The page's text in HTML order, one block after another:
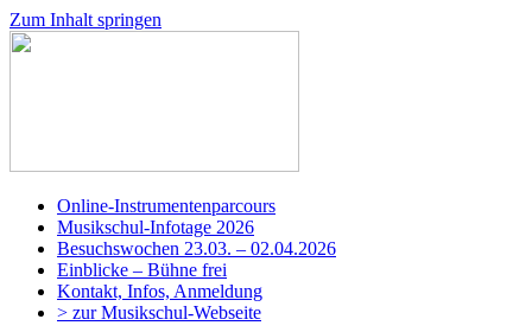
Zum Inhalt springen
Online-Instrumentenparcours
Musikschul-Infotage 2026
Besuchswochen 23.03. – 02.04.2026
Einblicke – Bühne frei
Kontakt, Infos, Anmeldung
> zur Musikschul-Webseite